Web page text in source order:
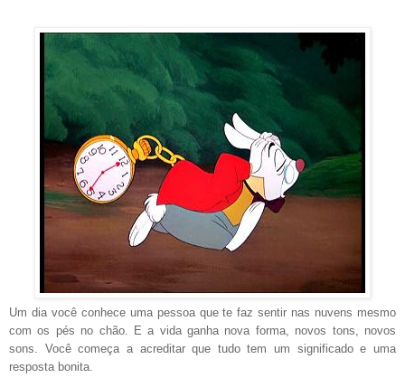
Um dia você conhece uma pessoa que te faz sentir nas nuvens mesmo
com os pés no chão. E a vida ganha nova forma, novos tons, novos
sons. Você começa a acreditar que tudo tem um significado e uma
resposta bonita.